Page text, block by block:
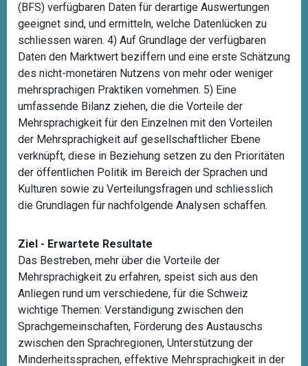
(BFS) verfügbaren Daten für derartige Auswertungen
geeignet sind, und ermitteln, welche Datenlücken zu
schliessen wären. 4) Auf Grundlage der verfügbaren
Daten den Marktwert beziffern und eine erste Schätzung
des nicht-monetären Nutzens von mehr oder weniger
mehrsprachigen Praktiken vornehmen. 5) Eine
umfassende Bilanz ziehen, die die Vorteile der
Mehrsprachigkeit für den Einzelnen mit den Vorteilen
der Mehrsprachigkeit auf gesellschaftlicher Ebene
verknüpft, diese in Beziehung setzen zu den Prioritäten
der öffentlichen Politik im Bereich der Sprachen und
Kulturen sowie zu Verteilungsfragen und schliesslich
die Grundlagen für nachfolgende Analysen schaffen.
Ziel - Erwartete Resultate
Das Bestreben, mehr über die Vorteile der
Mehrsprachigkeit zu erfahren, speist sich aus den
Anliegen rund um verschiedene, für die Schweiz
wichtige Themen: Verständigung zwischen den
Sprachgemeinschaften, Förderung des Austauschs
zwischen den Sprachregionen, Unterstützung der
Minderheitssprachen, effektive Mehrsprachigkeit in der